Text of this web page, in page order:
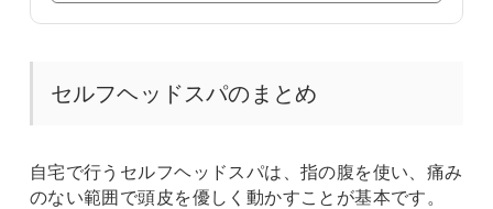
セルフヘッドスパのまとめ
自宅で行うセルフヘッドスパは、指の腹を使い、痛み
のない範囲で頭皮を優しく動かすことが基本です。